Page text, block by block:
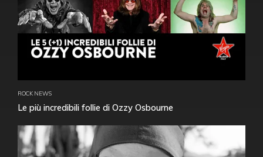
ROCK NEWS
Le più incredibili follie di Ozzy Osbourne